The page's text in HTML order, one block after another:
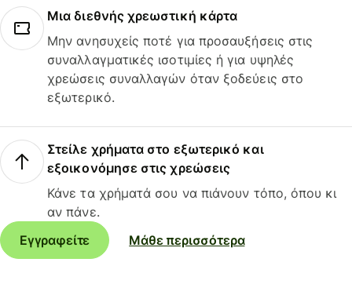
Μια διεθνής χρεωστική κάρτα
Μην ανησυχείς ποτέ για προσαυξήσεις στις
συναλλαγματικές ισοτιμίες ή για υψηλές
χρεώσεις συναλλαγών όταν ξοδεύεις στο
εξωτερικό.
Στείλε χρήματα στο εξωτερικό και
εξοικονόμησε στις χρεώσεις
Κάνε τα χρήματά σου να πιάνουν τόπο, όπου κι
αν πάνε.
Εγγραφείτε
Μάθε περισσότερα